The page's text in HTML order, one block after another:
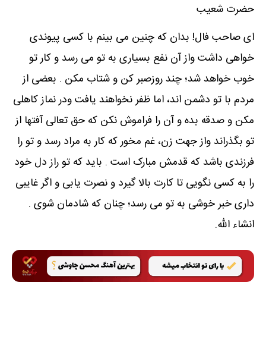
حضرت شعیب
ای صاحب فال! بدان که چنین می بینم با کسی پیوندی
خواهی داشت واز آن نفع بسیاری به تو می رسد و کار تو
خوب خواهد شد؛ چند روزصبر کن و شتاب مکن . بعضی از
مردم با تو دشمن اند، اما ظفر نخواهند یافت ودر نماز کاهلی
مکن و صدقه بده و آن را فراموش نکن که حق تعالی آفتها از
تو بگذراند واز جهت زن، غم مخور که کار به مراد رسد و تو را
فرزندی باشد که قدمش مبارک است . باید که تو راز دل خود
را به کسی نگویی تا کارت بالا گیرد و نصرت یابی و اگر غایبی
داری خبر خوشی به تو می رسد؛ چنان که شادمان شوی .
انشاء الله.